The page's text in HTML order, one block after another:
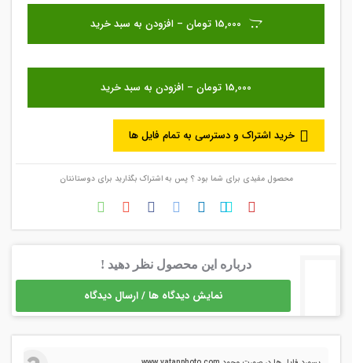
15,000 تومان – افزودن به سبد خرید
خرید اشتراک و دسترسی به تمام فایل ها
محصول مفیدی برای شما بود ؟ پس به اشتراک بگذارید برای دوستانتان
درباره این محصول نظر دهید !
نمایش دیدگاه ها / ارسال دیدگاه